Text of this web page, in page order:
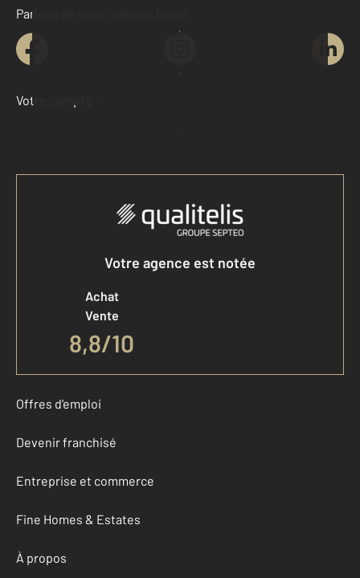
Contacter l'agence
Demander une estimation
Parlons de vous, parlons biens
Votre compte :
Accéder à mon compte
Votre agence est notée
Achat
Vente
8,8/10
Offres d'emploi
Devenir franchisé
Entreprise et commerce
Fine Homes & Estates
À propos